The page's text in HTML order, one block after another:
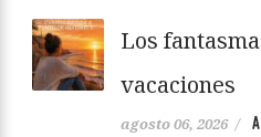
Los
vacaciones
agosto 06, 2026 /